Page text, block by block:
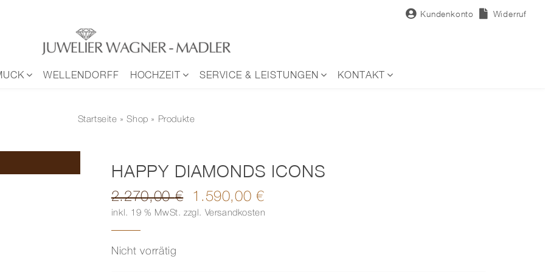
Kundenkonto Widerruf
WELLENDORFF HOCHZEIT SERVICE & LEISTUNGEN KONTAKT
Startseite »Shop » Produkte
HAPPY DIAMONDS ICONS
2.270,00€
Ursprünglicher
Preis
war:
2.270,00 €
1.590,00€
Aktueller
Preis
ist:
1.590,00 €.
inkl. 19 % MwSt. zzgl. Versandkosten
Nicht vorrätig